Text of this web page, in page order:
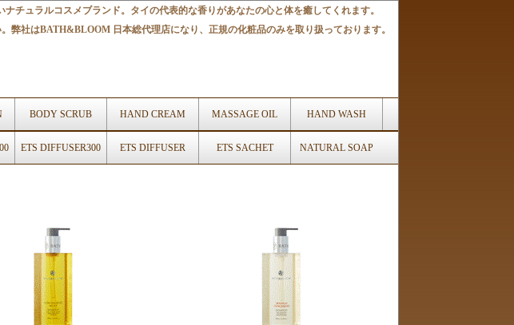
チュラルコスメブランド。タイの代表的な香りがあなたの心と体を癒してくれます。
社はBATH&BLOOM 日本総代理店になり、正規の化粧品のみを取り扱っております。
BODY SCRUB HAND CREAM MASSAGE OIL HAND WASH
ETS DIFFUSER300 ETS DIFFUSER ETS SACHET NATURAL SOAP